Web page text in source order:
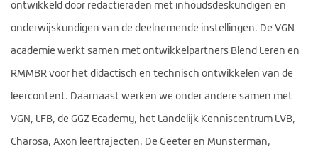
ontwikkeld door redactieraden met inhoudsdeskundigen en
onderwijskundigen van de deelnemende instellingen. De VGN
academie werkt samen met ontwikkelpartners Blend Leren en
RMMBR voor het didactisch en technisch ontwikkelen van de
leercontent. Daarnaast werken we onder andere samen met
VGN, LFB, de GGZ Ecademy, het Landelijk Kenniscentrum LVB,
Charosa, Axon leertrajecten, De Geeter en Munsterman,